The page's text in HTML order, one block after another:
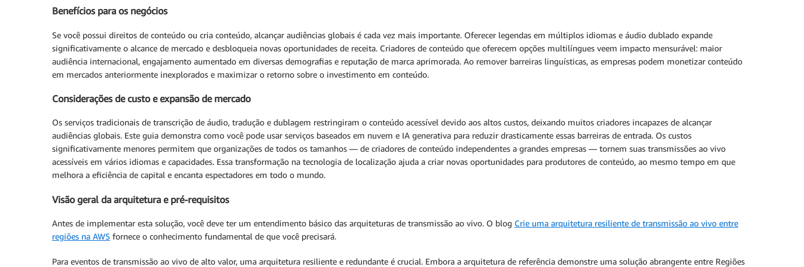
Benefícios para os negócios
Se você possui direitos de conteúdo ou cria conteúdo, alcançar audiências globais é cada vez mais importante. Oferecer legendas em múltiplos idiomas e áudio dublado expande
significativamente o alcance de mercado e desbloqueia novas oportunidades de receita. Criadores de conteúdo que oferecem opções multilíngues veem impacto mensurável: maior
audiência internacional, engajamento aumentado em diversas demografias e reputação de marca aprimorada. Ao remover barreiras linguísticas, as empresas podem monetizar conteúdo
em mercados anteriormente inexplorados e maximizar o retorno sobre o investimento em conteúdo.
Considerações de custo e expansão de mercado
Os serviços tradicionais de transcrição de áudio, tradução e dublagem restringiram o conteúdo acessível devido aos altos custos, deixando muitos criadores incapazes de alcançar
audiências globais. Este guia demonstra como você pode usar serviços baseados em nuvem e IA generativa para reduzir drasticamente essas barreiras de entrada. Os custos
significativamente menores permitem que organizações de todos os tamanhos — de criadores de conteúdo independentes a grandes empresas — tornem suas transmissões ao vivo
acessíveis em vários idiomas e capacidades. Essa transformação na tecnologia de localização ajuda a criar novas oportunidades para produtores de conteúdo, ao mesmo tempo em que
melhora a eficiência de capital e encanta espectadores em todo o mundo.
Visão geral da arquitetura e pré-requisitos
Antes de implementar esta solução, você deve ter um entendimento básico das arquiteturas de transmissão ao vivo. O blog Crie uma arquitetura resiliente de transmissão ao vivo entre
regiões na AWS fornece o conhecimento fundamental de que você precisará.
Para eventos de transmissão ao vivo de alto valor, uma arquitetura resiliente e redundante é crucial. Embora a arquitetura de referência demonstre uma solução abrangente entre Regiões